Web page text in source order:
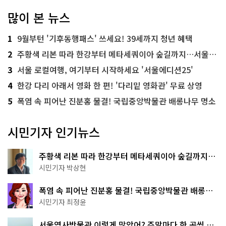
많이 본 뉴스
1 9월부턴 '기후동행패스' 쓰세요! 39세까지 청년 혜택
2 주황색 리본 따라 한강부터 메타세쿼이아 숲길까지…서울둘레길 15코스
3 서울 로컬여행, 여기부터 시작하세요 '서울에디션25'
4 한강 다리 아래서 영화 한 편! '다리밑 영화관' 무료 상영
5 폭염 속 피어난 진분홍 물결! 국립중앙박물관 배롱나무 명소
시민기자 인기뉴스
주황색 리본 따라 한강부터 메타세쿼이아 숲길까지…
서울둘레길 15코스
시민기자 박상현
폭염 속 피어난 진분홍 물결! 국립중앙박물관 배롱나
무 명소
시민기자 최정윤